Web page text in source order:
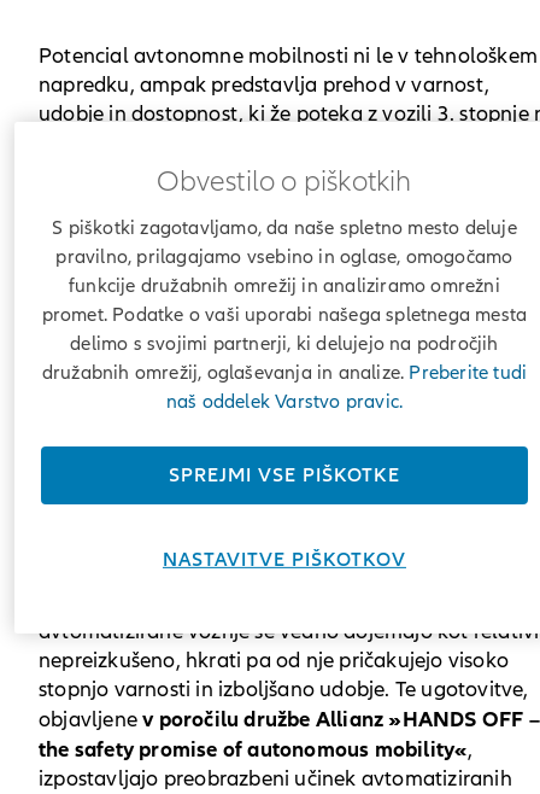
Potencial avtonomne mobilnosti ni le v tehnološkem
napredku, ampak predstavlja prehod v varnost,
udobje in dostopnost, ki že poteka z vozili 3. stopnje
resničnih testnih poljih. Na13. Allianzovem dnevu
ki ga gosti
center za tehnologijo (AZT), družba Allianz raziskuje
potencial in izzive avtonomne vožnje, vključno z
vprašanji o varnosti vozil, odgovornosti, uporabi
podatkov o avtonomnih vozilih (AV) in bolj
mobilnosti. Zavarovalnica je že zavarovala območja
testiranja v več državah, vključno z Nemčijo,
in Singapurjem.
Analiza raziskav in premoženjskih zahtevkov AZT
na znaten upad pri pogostosti škodnih zahtevkov za
voznikom (ADAS), ki so sedaj na voljo pri izbranih
modelih. Čeprav tovrstni sistemi kažejo impresiven
avtomatizirane vožnje še vedno dojemajo kot
nepreizkušeno, hkrati pa od nje pričakujejo visoko
stopnjo varnosti in izboljšano udobje. Te ugotovitve,
objavljenev poročilu družbe Allianz »HANDS OFF –
the safety promise of autonomous mobility«,
izpostavljajo preobrazbeni učinek avtomatiziranih
Obvestilo o piškotkih
S piškotki zagotavljamo, da naše spletno mesto deluje
pravilno, prilagajamo vsebino in oglase, omogočamo
funkcije družabnih omrežij in analiziramo omrežni
promet. Podatke o vaši uporabi našega spletnega mesta
delimo s svojimi partnerji, ki delujejo na področjih
družabnih omrežij, oglaševanja in analize. Preberite tudi
naš oddelek Varstvo pravic.
SPREJMI VSE PIŠKOTKE
NASTAVITVE PIŠKOTKOV